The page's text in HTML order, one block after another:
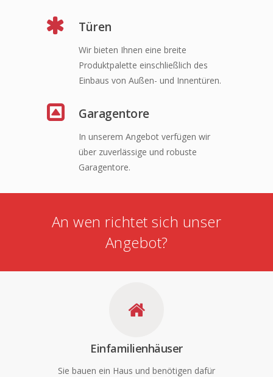
Türen
Wir bieten Ihnen eine breite
Produktpalette einschließlich des
Einbaus von Außen- und Innentüren.
Garagentore
In unserem Angebot verfügen wir
über zuverlässige und robuste
Garagentore.
An wen richtet sich unser
Angebot?
Einfamilienhäuser
Sie bauen ein Haus und benötigen dafür